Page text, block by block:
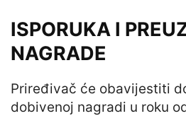
ISPORUKA I
NAGRADE
Priređivač će obavijestiti
dobivenoj nagradi u roku